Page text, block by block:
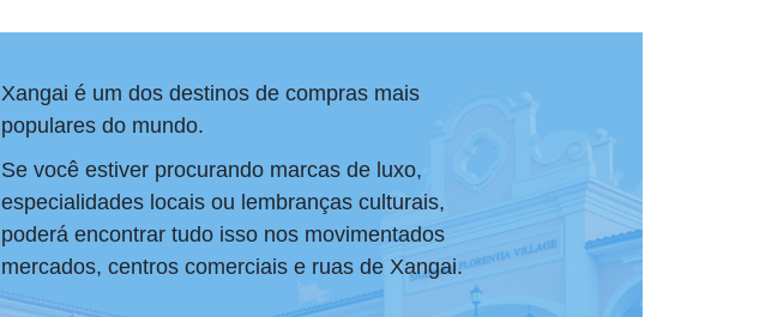
Xangai é um dos destinos de compras mais
populares do mundo.
Se você estiver procurando marcas de luxo,
especialidades locais ou lembranças culturais,
poderá encontrar tudo isso nos movimentados
mercados, centros comerciais e ruas de Xangai.